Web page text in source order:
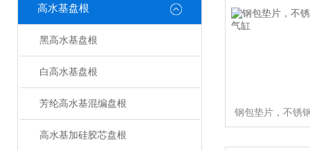
高水基盘根
黑高水基盘根
白高水基盘根
芳纶高水基混编盘根
高水基加硅胶芯盘根